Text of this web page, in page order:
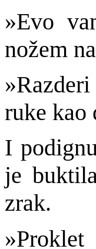
»Evo
nožem
ruke kao
I
je
zrak.